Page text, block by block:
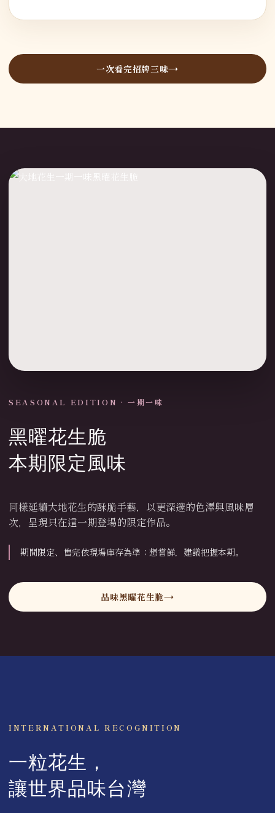
一次看完招牌三味
SEASONAL EDITION · 一期一味
黑曜花生脆
本期限定風味
同樣延續大地花生的酥脆手藝，以更深邃的色澤與風味層
次，呈現只在這一期登場的限定作品。
期間限定、售完依現場庫存為準；想嘗鮮，建議把握本期。
品味黑曜花生脆
INTERNATIONAL RECOGNITION
一粒花生，
讓世界品味台灣